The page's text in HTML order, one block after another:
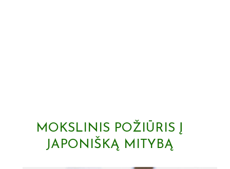
MOKSLINIS POŽIŪRIS Į
JAPONIŠKĄ MITYBĄ